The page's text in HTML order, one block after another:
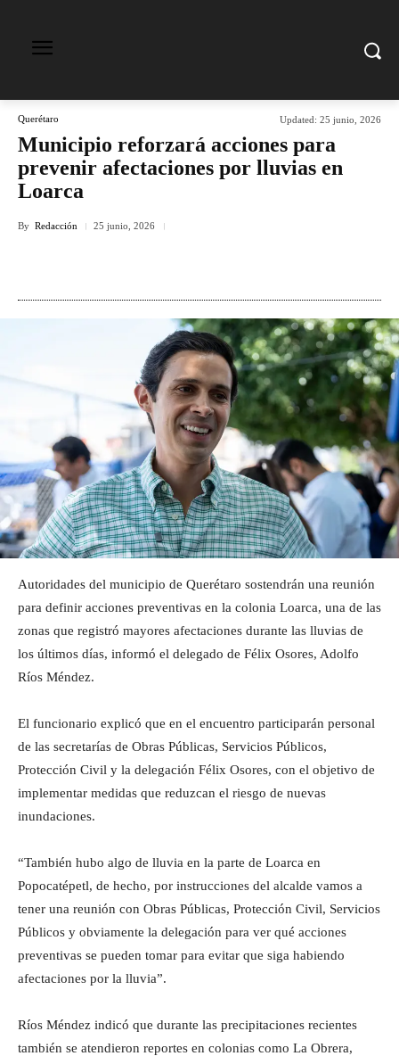
Querétaro Updated: 25 junio, 2026
Municipio reforzará acciones para
prevenir afectaciones por lluvias en
Loarca
By Redacción 25 junio, 2026
Autoridades del municipio de Querétaro sostendrán una reunión
para definir acciones preventivas en la colonia Loarca, una de las
zonas que registró mayores afectaciones durante las lluvias de
los últimos días, informó el delegado de Félix Osores, Adolfo
Ríos Méndez.
El funcionario explicó que en el encuentro participarán personal
de las secretarías de Obras Públicas, Servicios Públicos,
Protección Civil y la delegación Félix Osores, con el objetivo de
implementar medidas que reduzcan el riesgo de nuevas
inundaciones.
“También hubo algo de lluvia en la parte de Loarca en
Popocatépetl, de hecho, por instrucciones del alcalde vamos a
tener una reunión con Obras Públicas, Protección Civil, Servicios
Públicos y obviamente la delegación para ver qué acciones
preventivas se pueden tomar para evitar que siga habiendo
afectaciones por la lluvia”.
Ríos Méndez indicó que durante las precipitaciones recientes
también se atendieron reportes en colonias como La Obrera,